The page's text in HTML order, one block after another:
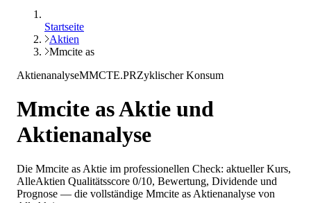
Startseite
Aktien
Mmcite as
AktienanalyseMMCTE.PRZyklischer Konsum
Mmcite asAktie und
Aktienanalyse
Die Mmcite as Aktie im professionellen Check: aktueller Kurs,
AlleAktien Qualitätsscore 0/10, Bewertung, Dividende und
Prognose — die vollständige Mmcite as Aktienanalyse von